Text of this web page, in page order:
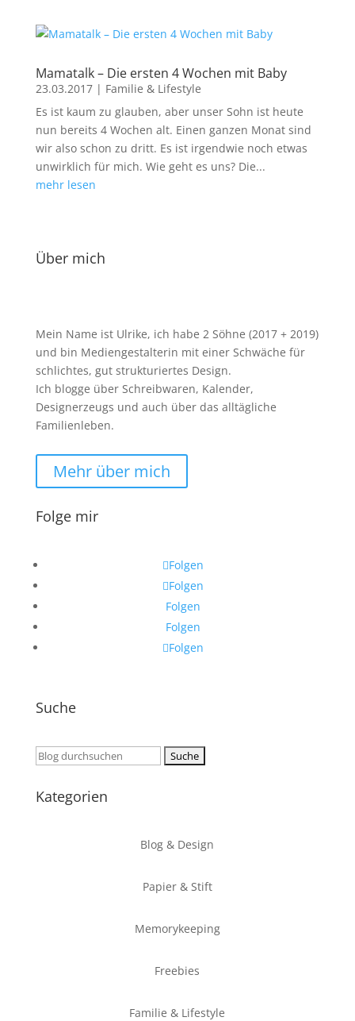
Mamatalk – Die ersten 4 Wochen mit Baby
23.03.2017| Familie & Lifestyle
Es ist kaum zu glauben, aber unser Sohn ist heute
nun bereits 4 Wochen alt. Einen ganzen Monat sind
wir also schon zu dritt. Es ist irgendwie noch etwas
unwirklich für mich. Wie geht es uns? Die...
mehr lesen
Über mich
Mein Name ist Ulrike, ich habe 2 Söhne (2017 + 2019)
und bin Mediengestalterin mit einer Schwäche für
schlichtes, gut strukturiertes Design.
Ich blogge über Schreibwaren, Kalender,
Designerzeugs und auch über das alltägliche
Familienleben.
Mehr über mich
Folge mir
Folgen
Folgen
Folgen
Folgen
Folgen
Suche
Suchen
Kategorien
Blog & Design
Papier & Stift
Memorykeeping
Freebies
Familie & Lifestyle